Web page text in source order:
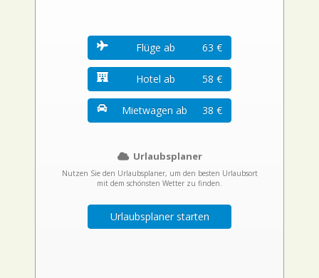
Flüge ab 63 €
Hotel ab 58 €
Mietwagen ab 38 €
Urlaubsplaner
Nutzen Sie den Urlaubsplaner, um den besten Urlaubsort
mit dem schönsten Wetter zu finden.
Urlaubsplaner starten